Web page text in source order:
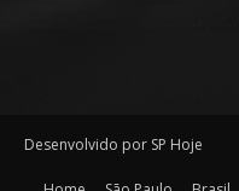
Desenvolvido por SP Hoje